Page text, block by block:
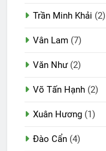
Trần Minh Khải (2)
Vân Lam (7)
Văn Như(2)
Võ Tấn Hạnh (2)
Xuân Hương (1)
Đào Cẩn (4)